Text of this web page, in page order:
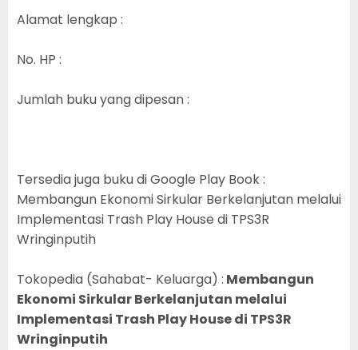
Alamat lengkap :
No. HP :
Jumlah buku yang dipesan :
Tersedia juga buku di Google Play Book :
Membangun Ekonomi Sirkular Berkelanjutan melalui
Implementasi Trash Play House di TPS3R
Wringinputih
Tokopedia (Sahabat- Keluarga) : Membangun
Ekonomi Sirkular Berkelanjutan melalui
Implementasi Trash Play House di TPS3R
Wringinputih